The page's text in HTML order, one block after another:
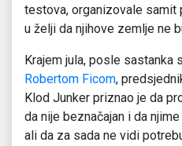
testova, organizovale samit
u želji da njihove zemlje ne
Krajem jula, posle
Robertom Ficom,
Klod Junker priznao je da
da nije beznačajan i da
ali da za sada ne vidi